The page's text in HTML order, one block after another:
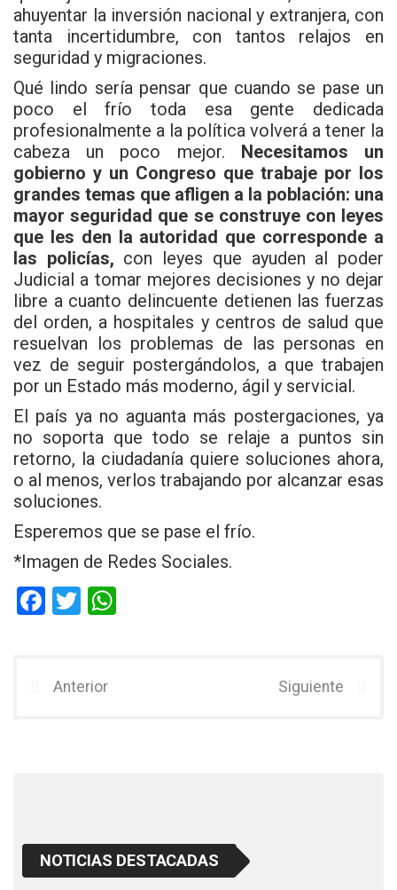
ahuyentar la inversión nacional y extranjera, con
tanta incertidumbre, con tantos relajos en
seguridad y migraciones.
Qué lindo sería pensar que cuando se pase un
poco el frío toda esa gente dedicada
profesionalmente a la política volverá a tener la
cabeza un poco mejor. Necesitamos un
gobierno y un Congreso que trabaje por los
grandes temas que afligen a la población: una
mayor seguridad que se construye con leyes
que les den la autoridad que corresponde a
las policías, con leyes que ayuden al poder
Judicial a tomar mejores decisiones y no dejar
libre a cuanto delincuente detienen las fuerzas
del orden, a hospitales y centros de salud que
resuelvan los problemas de las personas en
vez de seguir postergándolos, a que trabajen
por un Estado más moderno, ágil y servicial.
El país ya no aguanta más postergaciones, ya
no soporta que todo se relaje a puntos sin
retorno, la ciudadanía quiere soluciones ahora,
o al menos, verlos trabajando por alcanzar esas
soluciones.
Esperemos que se pase el frío.
*Imagen de Redes Sociales.
F
b
T
er
Anterior Siguiente
NOTICIAS DESTACADAS